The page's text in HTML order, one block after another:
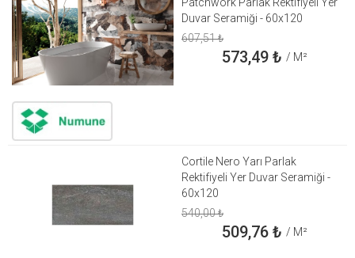
Duvar Seramiği - 60x120
607,51₺
573,49₺ / M²
Cortile Nero Yarı Parlak
Rektifiyeli Yer Duvar Seramiği -
60x120
540,00₺
509,76₺ / M²